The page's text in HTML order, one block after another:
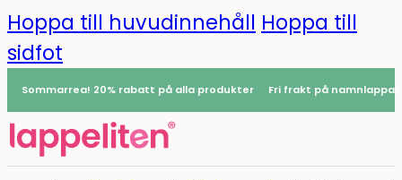
Hoppa till huvudinnehåll Hoppa till
sidfot
Sommarrea! 20% rabatt på alla produkter Fri frakt på namnlappar